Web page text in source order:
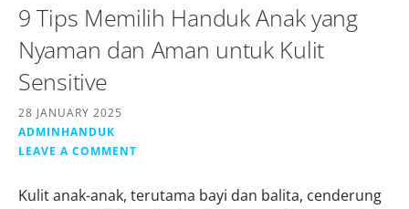
9 Tips Memilih Handuk Anak yang
Nyaman dan Aman untuk Kulit
Sensitive
28 JANUARY 2025
ADMINHANDUK
LEAVE A COMMENT
Kulit anak-anak, terutama bayi dan balita, cenderung